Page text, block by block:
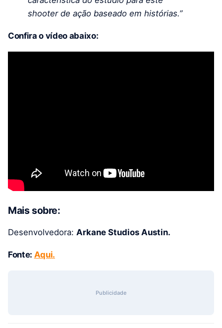
shooter de ação baseado em histórias.”
Confira o vídeo abaixo:
Mais sobre:
Desenvolvedora: Arkane Studios Austin.
Fonte: Aqui.
Publicidade